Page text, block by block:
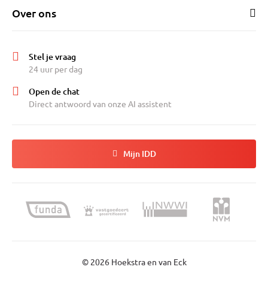
Over ons
Stel je vraag
24 uur per dag
Open de chat
Direct antwoord van onze AI assistent
Mijn IDD
© 2026 Hoekstra en van Eck